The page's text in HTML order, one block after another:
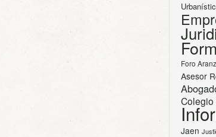
Foro
Asesor
Colegio
Jaen